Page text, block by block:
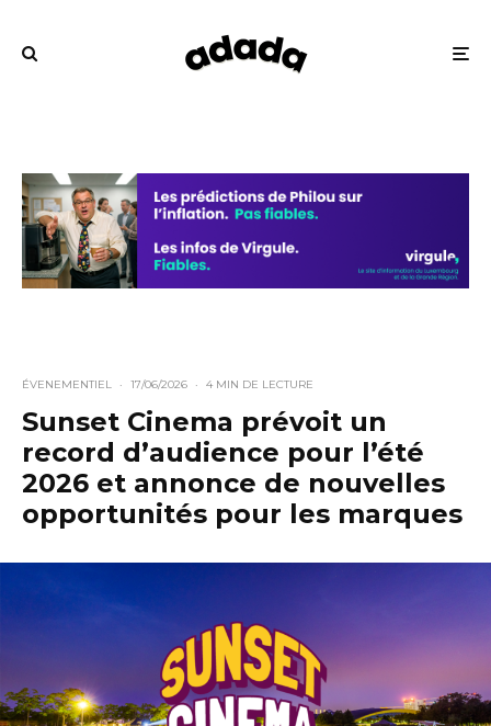
ÉVENEMENTIEL · 17/06/2026 · 4 MIN DE LECTURE
Sunset Cinema prévoit un
record d’audience pour l’été
2026 et annonce de nouvelles
opportunités pour les marques